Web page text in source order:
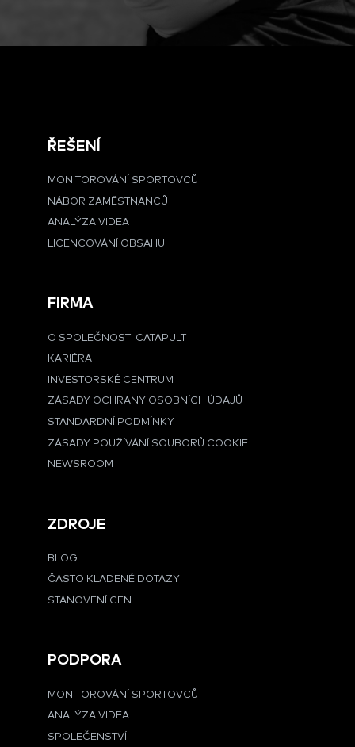
ŘEŠENÍ
MONITOROVÁNÍ SPORTOVCŮ
NÁBOR ZAMĚSTNANCŮ
ANALÝZA VIDEA
LICENCOVÁNÍ OBSAHU
FIRMA
O SPOLEČNOSTI CATAPULT
KARIÉRA
INVESTORSKÉ CENTRUM
ZÁSADY OCHRANY OSOBNÍCH ÚDAJŮ
STANDARDNÍ PODMÍNKY
ZÁSADY POUŽÍVÁNÍ SOUBORŮ COOKIE
NEWSROOM
ZDROJE
BLOG
ČASTO KLADENÉ DOTAZY
STANOVENÍ CEN
PODPORA
MONITOROVÁNÍ SPORTOVCŮ
ANALÝZA VIDEA
SPOLEČENSTVÍ